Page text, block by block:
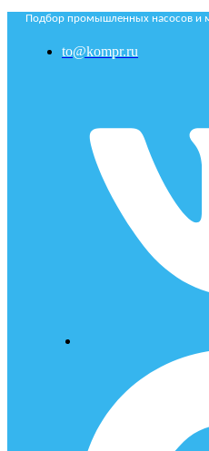
Подбор промышленных насосов и
to@kompr.ru